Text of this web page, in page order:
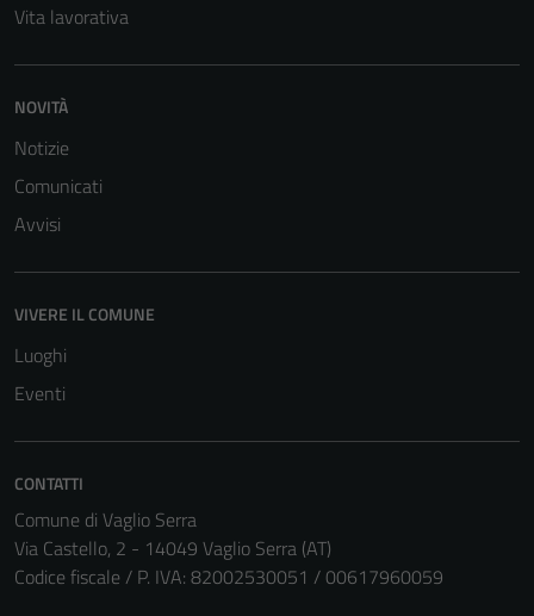
Vita lavorativa
NOVITÀ
Notizie
Comunicati
Avvisi
VIVERE IL COMUNE
Luoghi
Eventi
CONTATTI
Comune di Vaglio Serra
Via Castello, 2 - 14049 Vaglio Serra (AT)
Codice fiscale / P. IVA: 82002530051 / 00617960059